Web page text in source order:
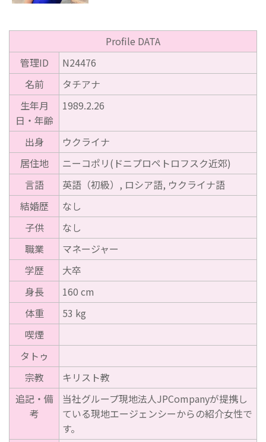
Profile DATA
管理ID
N24476
名前
タチアナ
生年月
日・年齢
1989.2.26
出身
ウクライナ
居住地
ニーコポリ(ドニプロペトロフスク近郊)
言語
英語（初級）, ロシア語, ウクライナ語
結婚歴
なし
子供
なし
職業
マネージャー
学歴
大卒
身長
160 cm
体重
53 kg
喫煙
タトゥ
宗教
キリスト教
追記・備
考
当社グループ現地法人JPCompanyが提携し
ている現地エージェンシーからの紹介女性で
す。